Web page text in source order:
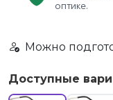
оптике.
Можно
Доступные